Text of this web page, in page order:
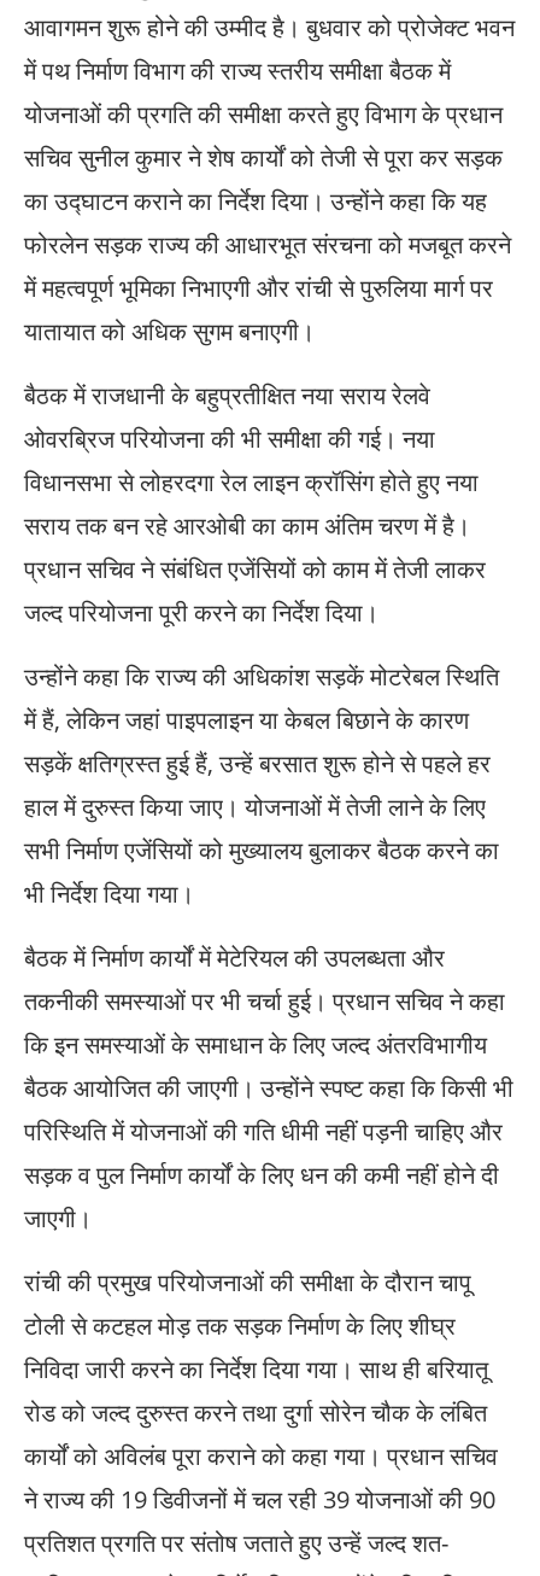
आवागमन शुरू होने की उम्मीद है। बुधवार को प्रोजेक्ट भवन
में पथ निर्माण विभाग की राज्य स्तरीय समीक्षा बैठक में
योजनाओं की प्रगति की समीक्षा करते हुए विभाग के प्रधान
सचिव सुनील कुमार ने शेष कार्यों को तेजी से पूरा कर सड़क
का उद्घाटन कराने का निर्देश दिया। उन्होंने कहा कि यह
फोरलेन सड़क राज्य की आधारभूत संरचना को मजबूत करने
में महत्वपूर्ण भूमिका निभाएगी और रांची से पुरुलिया मार्ग पर
यातायात को अधिक सुगम बनाएगी।
बैठक में राजधानी के बहुप्रतीक्षित नया सराय रेलवे
ओवरब्रिज परियोजना की भी समीक्षा की गई। नया
विधानसभा से लोहरदगा रेल लाइन क्रॉसिंग होते हुए नया
सराय तक बन रहे आरओबी का काम अंतिम चरण में है।
प्रधान सचिव ने संबंधित एजेंसियों को काम में तेजी लाकर
जल्द परियोजना पूरी करने का निर्देश दिया।
उन्होंने कहा कि राज्य की अधिकांश सड़कें मोटरेबल स्थिति
में हैं, लेकिन जहां पाइपलाइन या केबल बिछाने के कारण
सड़कें क्षतिग्रस्त हुई हैं, उन्हें बरसात शुरू होने से पहले हर
हाल में दुरुस्त किया जाए। योजनाओं में तेजी लाने के लिए
सभी निर्माण एजेंसियों को मुख्यालय बुलाकर बैठक करने का
भी निर्देश दिया गया।
बैठक में निर्माण कार्यों में मेटेरियल की उपलब्धता और
तकनीकी समस्याओं पर भी चर्चा हुई। प्रधान सचिव ने कहा
कि इन समस्याओं के समाधान के लिए जल्द अंतरविभागीय
बैठक आयोजित की जाएगी। उन्होंने स्पष्ट कहा कि किसी भी
परिस्थिति में योजनाओं की गति धीमी नहीं पड़नी चाहिए और
सड़क व पुल निर्माण कार्यों के लिए धन की कमी नहीं होने दी
जाएगी।
रांची की प्रमुख परियोजनाओं की समीक्षा के दौरान चापू
टोली से कटहल मोड़ तक सड़क निर्माण के लिए शीघ्र
निविदा जारी करने का निर्देश दिया गया। साथ ही बरियातू
रोड को जल्द दुरुस्त करने तथा दुर्गा सोरेन चौक के लंबित
कार्यों को अविलंब पूरा कराने को कहा गया। प्रधान सचिव
ने राज्य की 19 डिवीजनों में चल रही 39 योजनाओं की 90
प्रतिशत प्रगति पर संतोष जताते हुए उन्हें जल्द शत-